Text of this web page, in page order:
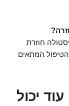
חוזרת
המתאים
יכול